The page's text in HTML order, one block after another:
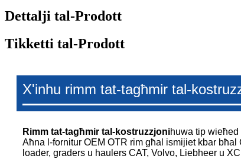
Dettalji tal-Prodott
Tikketti tal-Prodott
X'inhu rimm tat-tagħmir tal-
Rimm tat-tagħmir tal-kostruzzjonihuwa tip wieħed
Aħna l-fornitur OEM OTR rim għal ismijiet kbar
loader, graders u haulers CAT, Volvo, Liebheer u